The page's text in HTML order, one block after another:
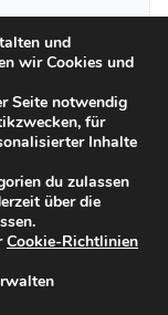
und
wir Cookies und
Seite notwendig
für
Inhalte
du zulassen
über die
Cookie-Richtlinien